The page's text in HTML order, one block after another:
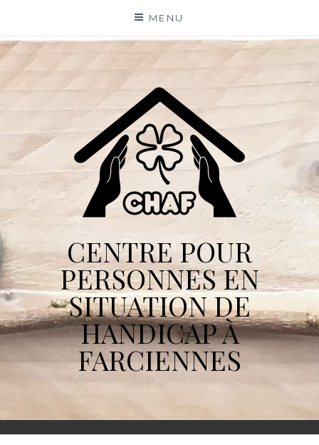
content
MENU
CENTRE POUR
PERSONNES EN
SITUATION DE
HANDICAP À
FARCIENNES